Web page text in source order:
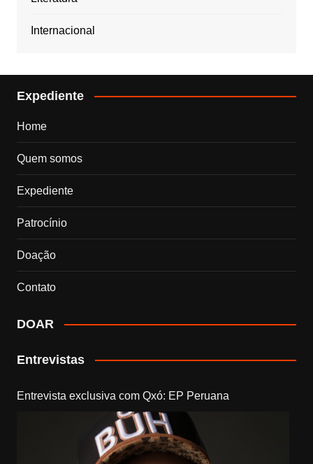
Internacional
Expediente
Home
Quem somos
Expediente
Patrocínio
Doação
Contato
DOAR
Entrevistas
Entrevista exclusiva com Qxó: EP Peruana